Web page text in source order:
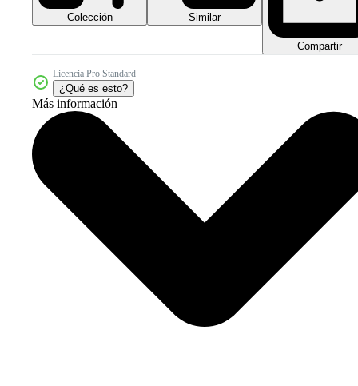
Colección Similar
Compartir
Licencia Pro Standard
¿Qué es esto?
Más información